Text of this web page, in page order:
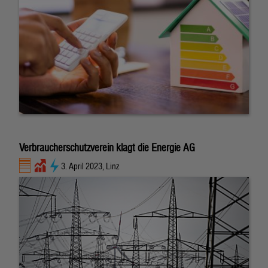
Verbraucherschutzverein klagt die Energie AG
3. April 2023, Linz